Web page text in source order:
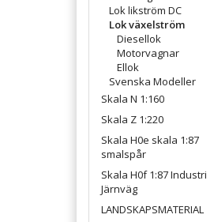
Lok likström DC
Lok växelström
Diesellok
Motorvagnar
Ellok
Svenska Modeller
Skala N 1:160
Skala Z 1:220
Skala H0e skala 1:87
smalspår
Skala H0f 1:87 Industri
Järnväg
LANDSKAPSMATERIAL